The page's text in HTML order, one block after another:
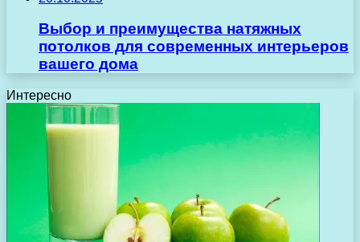
Выбор и преимущества натяжных
потолков для современных интерьеров
вашего дома
Интересно